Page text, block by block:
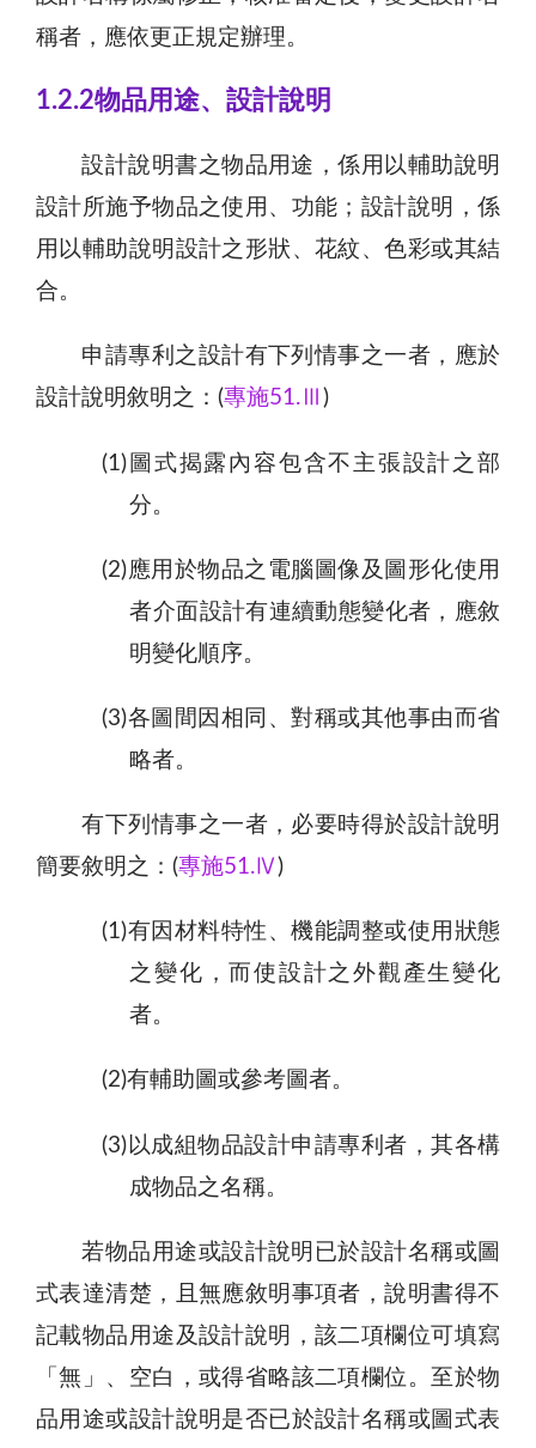
稱者，應依更正規定辦理。
1.2.2物品用途、設計說明
設計說明書之物品用途，係用以輔助說明
設計所施予物品之使用、功能；設計說明，係
用以輔助說明設計之形狀、花紋、色彩或其結
合。
申請專利之設計有下列情事之一者，應於
設計說明敘明之：(專施51.Ⅲ )
(1)圖式揭露內容包含不主張設計之部
分。
(2)應用於物品之電腦圖像及圖形化使用
者介面設計有連續動態變化者，應敘
明變化順序。
(3)各圖間因相同、對稱或其他事由而省
略者。
有下列情事之一者，必要時得於設計說明
簡要敘明之：(專施51.Ⅳ )
(1)有因材料特性、機能調整或使用狀態
之變化，而使設計之外觀產生變化
者。
(2)有輔助圖或參考圖者。
(3)以成組物品設計申請專利者，其各構
成物品之名稱。
若物品用途或設計說明已於設計名稱或圖
式表達清楚，且無應敘明事項者，說明書得不
記載物品用途及設計說明，該二項欄位可填寫
「無」、空白，或得省略該二項欄位。至於物
品用途或設計說明是否已於設計名稱或圖式表